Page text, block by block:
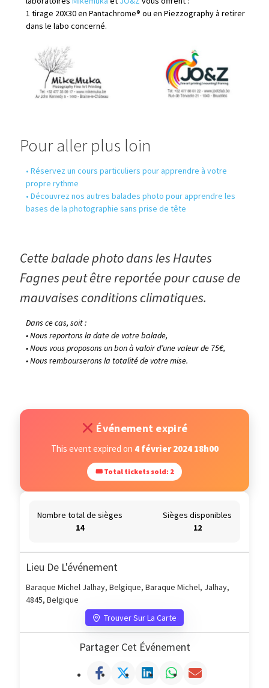
1 tirage 20X30 en Pantachrome® ou en Piezzography à retirer
dans le labo concerné.
Pour aller plus loin
• Réservez un cours particuliers pour apprendre à votre
propre rythme
• Découvrez nos autres balades photo pour apprendre les
bases de la photographie sans prise de tête
Cette balade photo dans les Hautes
Fagnes peut être reportée pour cause de
mauvaises conditions climatiques.
Dans ce cas, soit :
• Nous reportons la date de votre balade,
• Nous vous proposons un bon à valoir d’une valeur de 75€,
• Nous rembourserons la totalité de votre mise.
Événement expiré
This event expired on 4 février 2024 18h00
🎟 Total tickets sold: 2
Nombre total de sièges
14
Sièges disponibles
12
Lieu De L'événement
Baraque Michel Jalhay, Belgique, Baraque Michel, Jalhay,
4845, Belgique
Trouver Sur La Carte
Partager Cet Événement